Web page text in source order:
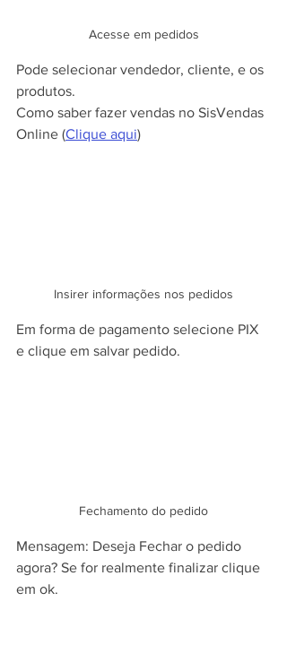
Acesse em pedidos
Pode selecionar vendedor, cliente, e os
produtos.
Como saber fazer vendas no SisVendas
Online (Clique aqui)
Insirer informações nos pedidos
Em forma de pagamento selecione PIX
e clique em salvar pedido.
Fechamento do pedido
Mensagem: Deseja Fechar o pedido
agora? Se for realmente finalizar clique
em ok.